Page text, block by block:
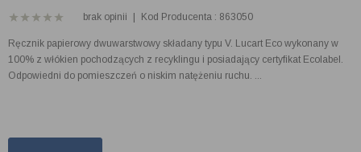
brak opinii Kod Producenta : 863050
Ręcznik papierowy dwuwarstwowy składany typu V. Lucart Eco wykonany w
100% z włókien pochodzących z recyklingu i posiadający certyfikat Ecolabel.
Odpowiedni do pomieszczeń o niskim natężeniu ruchu. ...